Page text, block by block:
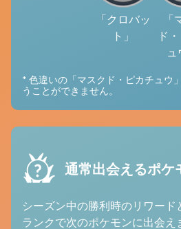
「クロバッ
ト」
「
ド
* 色違いの「マスクド・ピカチュウ
うことができません。
通常出会えるポケ
シーズン中の勝利時のリワー
ランクで次のポケモンに出会え